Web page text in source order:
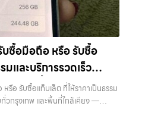
, บางแค, วัชรพล, รามอินทรา, บางนา,
วังหิน อย่างเต็มที่ ไม่ว่าคุณจะค้นหาคำ
พท์มือสองกรุงเทพ”, “ขาย iPad ได้
หรือ “รับซื้อ Samsung มือสอง
ของเรามุ่งตรงให้คุณได้รับราคาและ
แล้วคุณจะได้บริการที่คุณไว้วางใจ
วก นัดรับถึงที่ ตรวจสภาพอย่างมือ
ห้การขายอุปกรณ์ของคุณเป็นเรื่อง
า ทำไมต้องเลือกเรา ผู้เชี่ยวชาญด้าน
สำหรับบริการ รับซื้อ มือถือ iPhone,
ห้ราคาสูง พร้อมจ่ายเงินทันที
งรัก, แจ้งวัฒนะ, บางแค, วัชรพล,
กล้ ฉัน” ที่สุด ในยุคที่สมาร์ทโฟน
รุ่นกันแทบทุกช่วงเวลา อุปกรณ์ที่คุณ
ยู่เฉยๆ เว็บไซต์ของเราจึงเกิดขึ้นเพื่อ
กรณ์ที่ไม่ใช้แล้วให้กลายเป็นเงินสดได้
ไอแพด, รับซื้อมือถือ, รับซื้อโทรศัพท์,
ค้าไอทีกรุงเทพมหานคร อย่างครบ
ซื้อมือถือ หรือ รับซื้อ
มและบริการรวดเร็ว
พ และพื้นที่ใกล้เคียง
อ รับซื้อแท็บเล็ต ที่ให้ราคาเป็นธรรม
วกรุงเทพ และพื้นที่ใกล้เคียง —